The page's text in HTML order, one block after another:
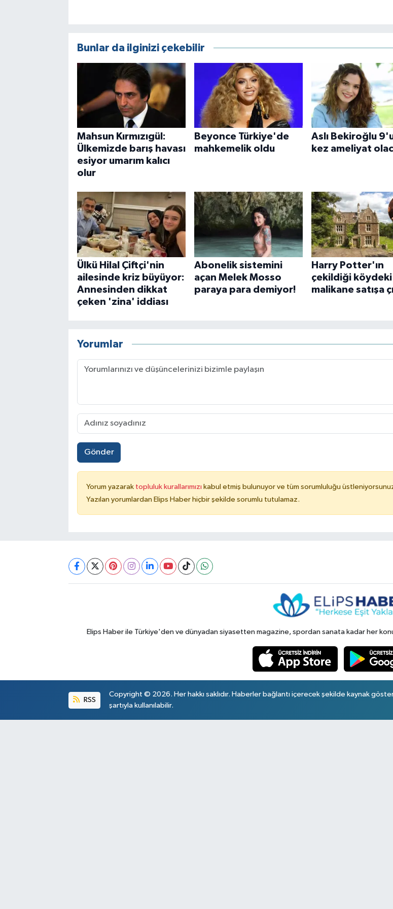
Bunlar da ilginizi çekebilir
Mahsun Kırmızıgül:
Ülkemizde barış havası
esiyor umarım kalıcı
olur
Beyonce Türkiye'de
mahkemelik oldu
Aslı Bekiroğlu
kez ameliyat
Ülkü Hilal Çiftçi'nin
ailesinde kriz büyüyor:
Annesinden dikkat
çeken 'zina' iddiası
Abonelik sistemini
açan Melek Mosso
paraya para demiyor!
Harry Potter'ın
çekildiği
malikane satışa
Yorumlar
Gönder
Yorum yazarak topluluk kurallarımızı kabul etmiş bulunuyor ve tüm sorumluluğu
Yazılan yorumlardan Elips Haber hiçbir şekilde sorumlu tutulamaz.
Elips Haber ile Türkiye'den ve dünyadan siyasetten magazine, spordan sanata kadar her
RSS
Copyright © 2026. Her hakkı saklıdır. Haberler bağlantı içerecek şekilde kaynak
şartıyla kullanılabilir.